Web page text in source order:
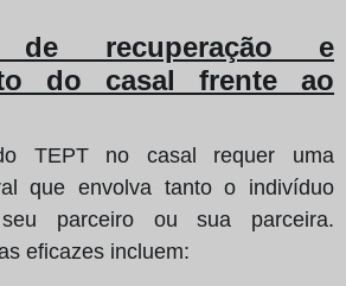
de recuperação e
do casal frente ao
TEPT no casal requer uma
que envolva tanto o indivíduo
parceiro ou sua parceira.
eficazes incluem: